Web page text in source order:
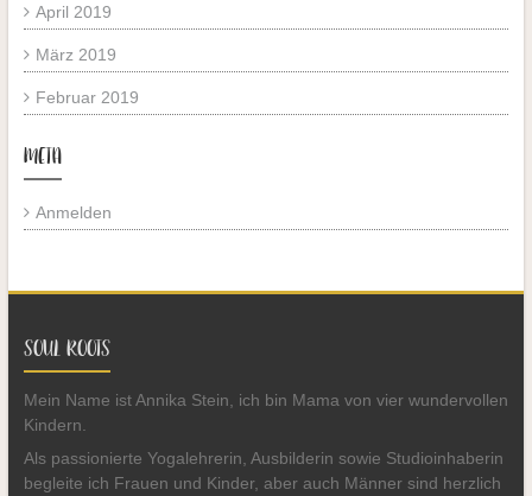
April 2019
März 2019
Februar 2019
META
Anmelden
SOUL ROOTS
Mein Name ist Annika Stein, ich bin Mama von vier wundervollen
Kindern.
Als passionierte Yogalehrerin, Ausbilderin sowie Studioinhaberin
begleite ich Frauen und Kinder, aber auch Männer sind herzlich